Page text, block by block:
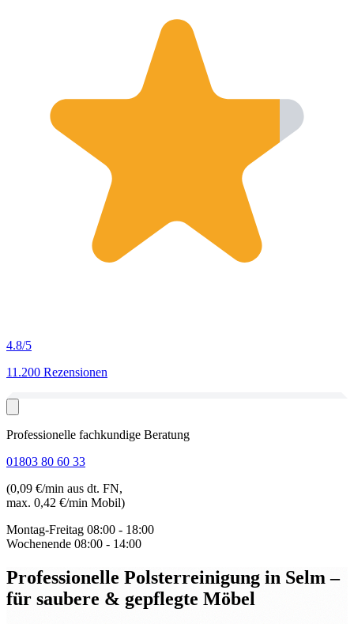
4.8/5
11.200 Rezensionen
Professionelle fachkundige Beratung
01803 80 60 33
(0,09 €/min aus dt. FN,
max. 0,42 €/min Mobil)
Montag-Freitag 08:00 - 18:00
Wochenende 08:00 - 14:00
Professionelle Polsterreinigung in Selm–
für saubere & gepflegte Möbel